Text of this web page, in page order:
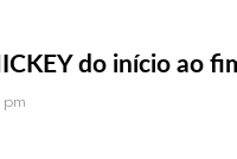
do início ao
pm